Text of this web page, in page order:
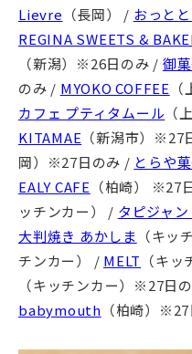
Lievre （長岡） / おっと
REGINA SWEETS &
（新潟）※26日のみ / 御
のみ / MYOKO COFFEE
カフェ プティタムール （
KITAMAE （新潟市）※27
岡）※27日のみ / とらや
EALY CAFE （柏崎） ※27
ッチンカー） / タピジャ
大判焼き あかしま
（キッ
チンカー） / MELT （キ
（キッチンカー）※27日
babymouth （柏崎）